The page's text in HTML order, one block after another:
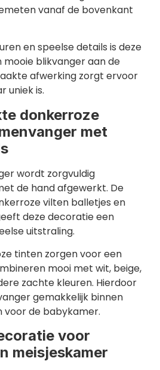
vanaf de bovenkant
en speelse details is deze
blikvanger aan de
afwerking zorgt ervoor
uniek is.
donkerroze
met
wordt zorgvuldig
de hand afgewerkt. De
vilten balletjes en
deze decoratie een
uitstraling.
tinten zorgen voor een
mooi met wit, beige,
zachte kleuren. Hierdoor
gemakkelijk binnen
voor de babykamer.
voor
meisjeskamer